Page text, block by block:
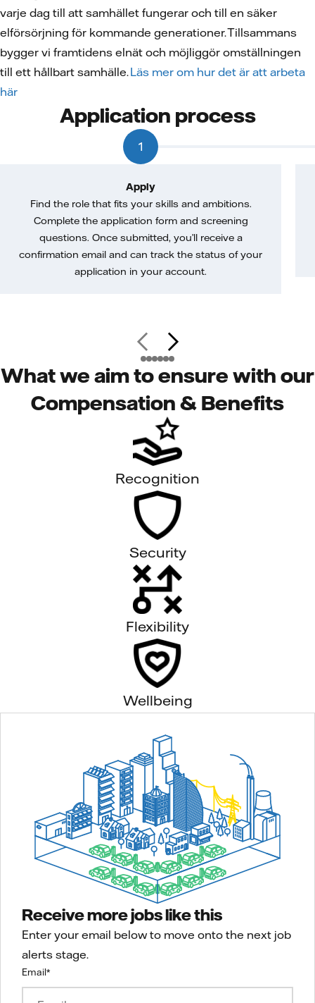
varje dag till att samhället fungerar och till en säker
elförsörjning för kommande generationer. Tillsammans
bygger vi framtidens elnät och möjliggör omställningen
till ett hållbart samhälle.Läs mer om hur det är att arbeta
här
Application process
1
Apply
Find the role that fits your skills and ambitions.
Complete the application form and screening
questions. Once submitted, you’ll receive a
confirmation email and can track the status of your
application in your account.
What we aim to ensure with our
Compensation & Benefits
Recognition
Security
Flexibility
Wellbeing
Receive more jobs like this
Enter your email below to move onto the next job
alerts stage.
Email*